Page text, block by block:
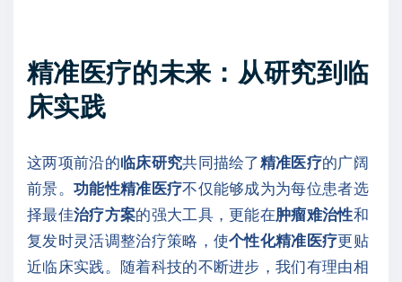
精准医疗的未来：从研究到临
床实践
这两项前沿的临床研究共同描绘了精准医疗的广阔
前景。 功能性精准医疗不仅能够成为为每位患者选
择最佳治疗方案的强大工具，更能在肿瘤难治性和
复发时灵活调整治疗策略，使个性化精准医疗更贴
近临床实践。随着科技的不断进步，我们有理由相